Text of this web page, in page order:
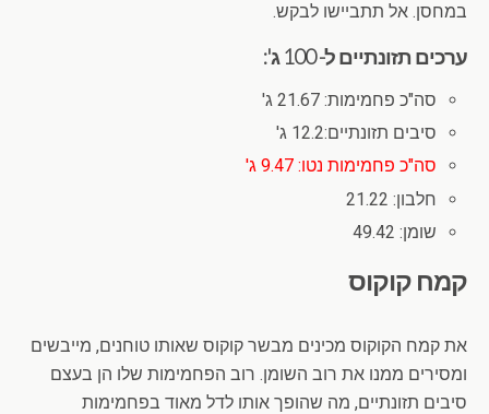
במחסן. אל תתביישו לבקש.
ערכים תזונתיים ל- 100 ג':
סה"כ פחמימות: 21.67 ג'
סיבים תזונתיים:12.2 ג'
סה"כ פחמימות נטו: 9.47 ג'
חלבון: 21.22
שומן: 49.42
קמח קוקוס
את קמח הקוקוס מכינים מבשר קוקוס שאותו טוחנים, מייבשים
ומסירים ממנו את רוב השומן. רוב הפחמימות שלו הן בעצם
סיבים תזונתיים, מה שהופך אותו לדל מאוד בפחמימות